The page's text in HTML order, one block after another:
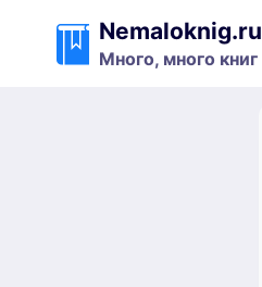
содержимому
Nemaloknig.ru
Много, много книг